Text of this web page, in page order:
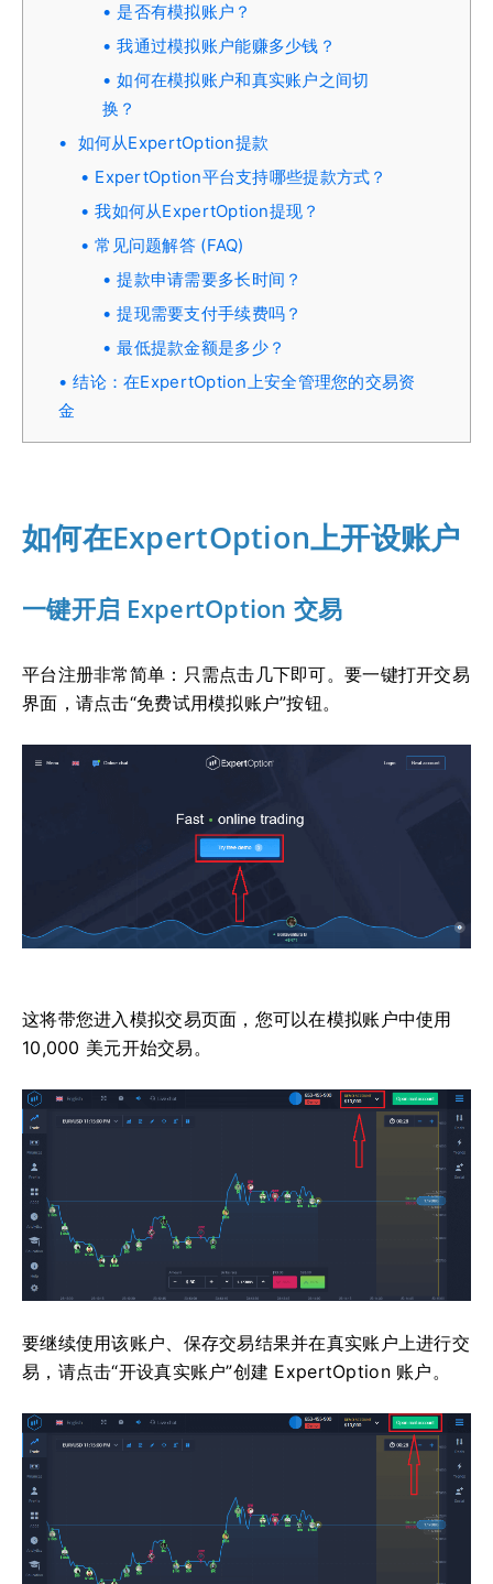
是否有模拟账户？
我通过模拟账户能赚多少钱？
如何在模拟账户和真实账户之间切
换？
如何从ExpertOption提款
ExpertOption平台支持哪些提款方式？
我如何从ExpertOption提现？
常见问题解答 (FAQ)
提款申请需要多长时间？
提现需要支付手续费吗？
最低提款金额是多少？
结论：在ExpertOption上安全管理您的交易资
金
如何在ExpertOption上开设账户
一键开启 ExpertOption 交易
平台注册非常简单：只需点击几下即可。要一键打开交易
界面，请点击“免费试用模拟账户”按钮。
这将带您进入模拟交易页面，您可以在模拟账户中使用
10,000 美元开始交易。
要继续使用该账户、保存交易结果并在真实账户上进行交
易，请点击“开设真实账户”创建 ExpertOption 账户。